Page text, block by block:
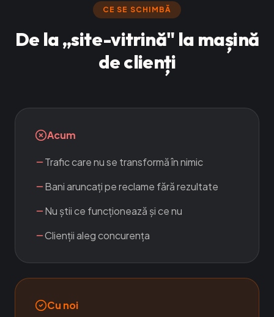
CE SE SCHIMBĂ
De la „site-vitrină" la mașină
de clienți
Acum
Trafic care nu se transformă în nimic
Bani aruncați pe reclame fără rezultate
Nu știi ce funcționează și ce nu
Clienții aleg concurența
Cu noi